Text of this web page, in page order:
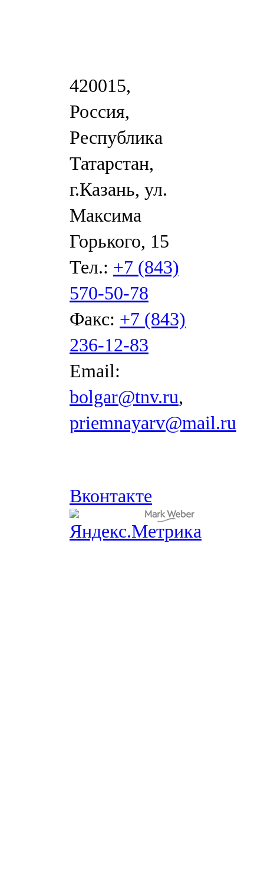
420015,
Россия,
Республика
Татарстан,
г.Казань, ул.
Максима
Горького, 15
Тел.: +7 (843)
570-50-78
Факс: +7 (843)
236-12-83
Email:
bolgar@tnv.ru,
priemnayarv@mail.ru
Вконтакте